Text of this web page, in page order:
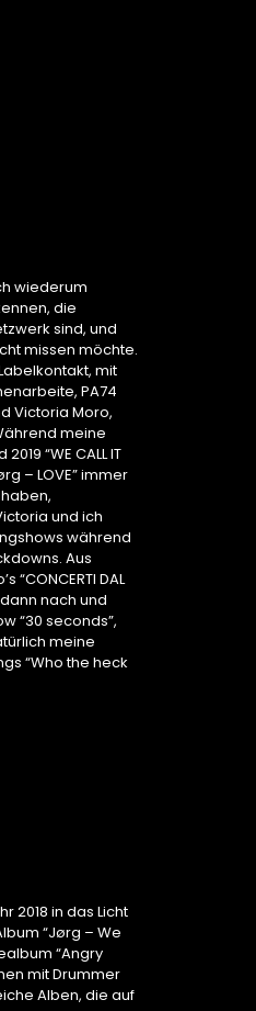
wiederum
die
sind, und
missen möchte.
mit
PA74
Victoria Moro,
meine
“WE CALL IT
– LOVE” immer
und ich
während
Aus
“CONCERTI DAL
nach und
“30 seconds”,
meine
“Who the heck
2018 in das Licht
“Jørg – We
“Angry
mit Drummer
Alben, die auf